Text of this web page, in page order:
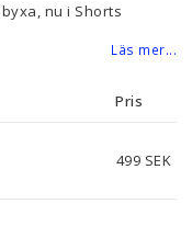
nu i Shorts
Läs mer...
Pris
499 SEK